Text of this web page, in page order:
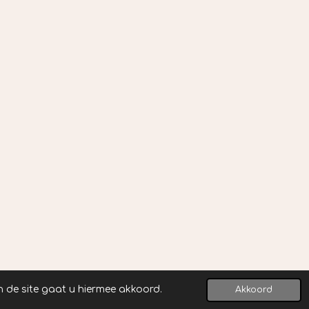
de site gaat u hiermee akkoord. Akkoord